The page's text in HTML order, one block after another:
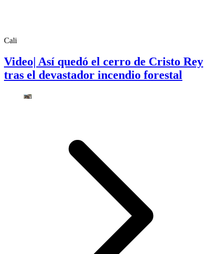
Cali
Video| Así quedó el cerro de Cristo Rey
tras el devastador incendio forestal